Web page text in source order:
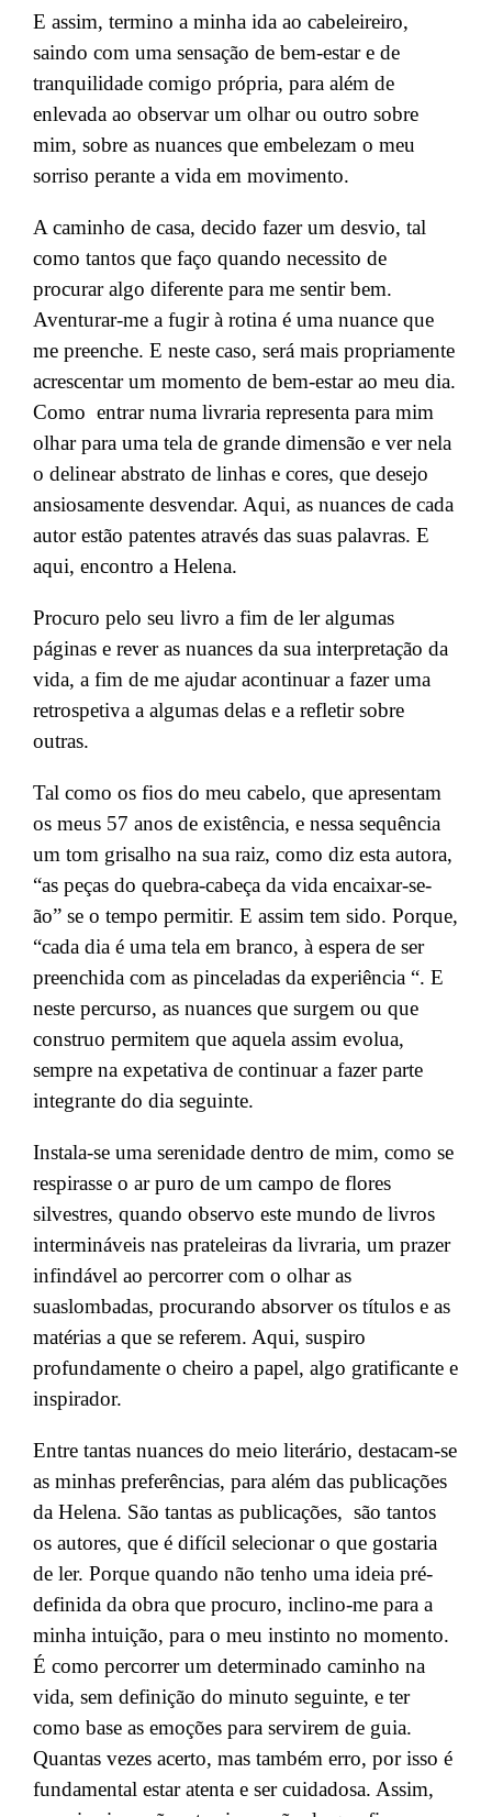
E assim, termino a minha ida ao cabeleireiro,
saindo com uma sensação de bem-estar e de
tranquilidade comigo própria, para além de
enlevada ao observar um olhar ou outro sobre
mim, sobre as nuances que embelezam o meu
sorriso perante a vida em movimento.
A caminho de casa, decido fazer um desvio, tal
como tantos que faço quando necessito de
procurar algo diferente para me sentir bem.
Aventurar-me a fugir à rotina é uma nuance que
me preenche. E neste caso, será mais propriamente
acrescentar um momento de bem-estarao meu dia.
Como entrar numa livraria representa para mim
olhar para uma tela de grande dimensão e ver nela
o delinear abstrato de linhas e cores, que desejo
ansiosamente desvendar. Aqui, as nuances de cada
autor estão patentes através das suas palavras. E
aqui, encontro a Helena.
Procuro pelo seu livro a fim de ler algumas
páginas e rever as nuances da sua interpretação da
vida, a fim de me ajudar acontinuar a fazer uma
retrospetiva a algumas delas e a refletir sobre
outras.
Tal como os fios do meu cabelo, que apresentam
os meus 57 anos de existência, e nessa sequência
um tom grisalho na sua raiz, como diz esta autora,
“as peças do quebra-cabeça da vida encaixar-se-
ão” se o tempo permitir. E assim tem sido. Porque,
“cada dia é uma tela em branco, à espera de ser
preenchida com as pinceladas da experiência “. E
neste percurso, as nuances que surgem ou que
construo permitem que aquela assim evolua,
sempre na expetativa de continuara fazer parte
integrante do dia seguinte.
Instala-se uma serenidade dentro de mim, como se
respirasse o ar puro de um campo de flores
silvestres, quando observo este mundo de livros
intermináveis nas prateleiras da livraria, um prazer
infindável ao percorrer com o olhar as
suaslombadas, procurando absorver os títulos e as
matérias a que se referem. Aqui, suspiro
profundamente o cheiro a papel, algo gratificante e
inspirador.
Entre tantas nuances do meio literário, destacam-se
as minhas preferências, para além das publicações
da Helena. São tantas as publicações, são tantos
os autores, que é difícil selecionaro que gostaria
de ler. Porque quando não tenho uma ideia pré-
definida da obra que procuro, inclino-me para a
minha intuição, para o meu instinto no momento.
É como percorrer um determinado caminho na
vida, sem definição do minuto seguinte, e ter
como base as emoções para servirem de guia.
Quantas vezes acerto, mas também erro, por isso é
fundamental estar atenta e sercuidadosa. Assim,